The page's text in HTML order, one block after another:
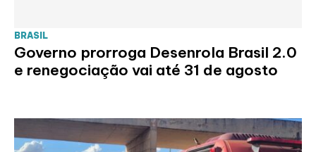
BRASIL
Governo prorroga Desenrola Brasil 2.0
e renegociação vai até 31 de agosto